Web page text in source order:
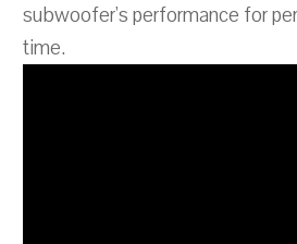
subwoofer's performance for
time.